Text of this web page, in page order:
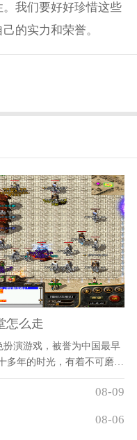
我们要好好珍惜这些
的实力和荣誉。
怎么走
扮演游戏，被誉为中国最早
多年的时光，有着不可磨灭
08-09
08-06